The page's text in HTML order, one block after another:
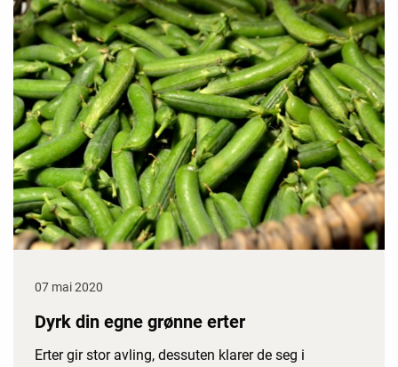
07 mai 2020
Dyrk din egne grønne erter
Erter gir stor avling, dessuten klarer de seg i